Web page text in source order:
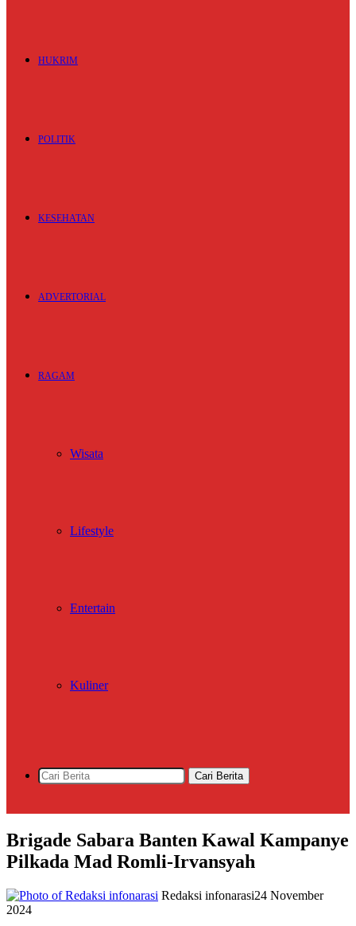
HUKRIM
POLITIK
KESEHATAN
ADVERTORIAL
RAGAM
Wisata
Lifestyle
Entertain
Kuliner
Cari Berita
Brigade Sabara Banten Kawal Kampanye
Pilkada Mad Romli-Irvansyah
Redaksi infonarasi24 November
2024